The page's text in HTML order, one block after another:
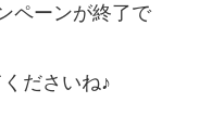
ペーンが終了で
ださいね♪